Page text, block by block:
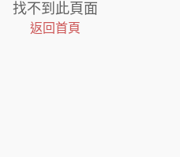
找不到此頁面
返回首頁